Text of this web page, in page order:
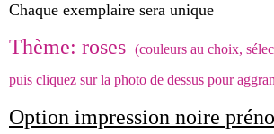
Chaque exemplaire sera unique
Thème: roses (couleurs au choix,
puis cliquez sur la photo de dessus pour
Option impression noire